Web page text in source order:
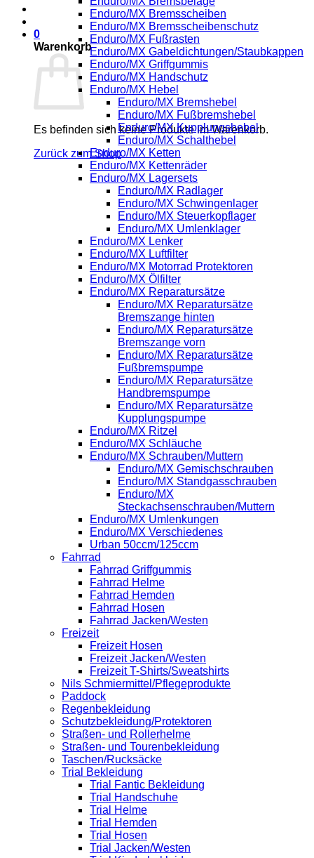
0
Warenkorb
Es befinden sich keine Produkte im Warenkorb.
Zurück zum Shop
Enduro/MX Bremsscheiben
Enduro/MX Bremsscheibenschutz
Enduro/MX Fußrasten
Enduro/MX Gabeldichtungen/Staubkappen
Enduro/MX Griffgummis
Enduro/MX Handschutz
Enduro/MX Hebel
Enduro/MX Bremshebel
Enduro/MX Fußbremshebel
Enduro/MX Kupplungshebel
Enduro/MX Schalthebel
Enduro/MX Ketten
Enduro/MX Kettenräder
Enduro/MX Lagersets
Enduro/MX Radlager
Enduro/MX Schwingenlager
Enduro/MX Steuerkopflager
Enduro/MX Umlenklager
Enduro/MX Lenker
Enduro/MX Luftfilter
Enduro/MX Motorrad Protektoren
Enduro/MX Ölfilter
Enduro/MX Reparatursätze
Enduro/MX Reparatursätze
Bremszange hinten
Enduro/MX Reparatursätze
Bremszange vorn
Enduro/MX Reparatursätze
Fußbremspumpe
Enduro/MX Reparatursätze
Handbremspumpe
Enduro/MX Reparatursätze
Kupplungspumpe
Enduro/MX Ritzel
Enduro/MX Schläuche
Enduro/MX Schrauben/Muttern
Enduro/MX Gemischschrauben
Enduro/MX Standgasschrauben
Enduro/MX
Steckachsenschrauben/Muttern
Enduro/MX Umlenkungen
Enduro/MX Verschiedenes
Urban 50ccm/125ccm
Fahrrad
Fahrrad Griffgummis
Fahrrad Helme
Fahrrad Hemden
Fahrrad Hosen
Fahrrad Jacken/Westen
Freizeit
Freizeit Hosen
Freizeit Jacken/Westen
Freizeit T-Shirts/Sweatshirts
Nils Schmiermittel/Pflegeprodukte
Paddock
Regenbekleidung
Schutzbekleidung/Protektoren
Straßen- und Rollerhelme
Straßen- und Tourenbekleidung
Taschen/Rucksäcke
Trial Bekleidung
Trial Fantic Bekleidung
Trial Handschuhe
Trial Helme
Trial Hemden
Trial Hosen
Trial Jacken/Westen